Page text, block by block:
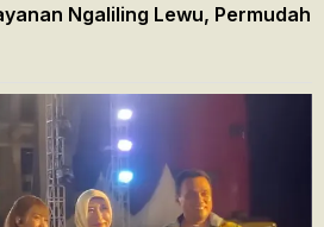
Ngaliling Lewu, Permudah